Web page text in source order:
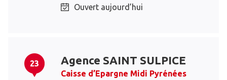
Ouvert aujourd’hui
23 Agence SAINT SULPICE
Caisse d’Epargne Midi Pyrénées